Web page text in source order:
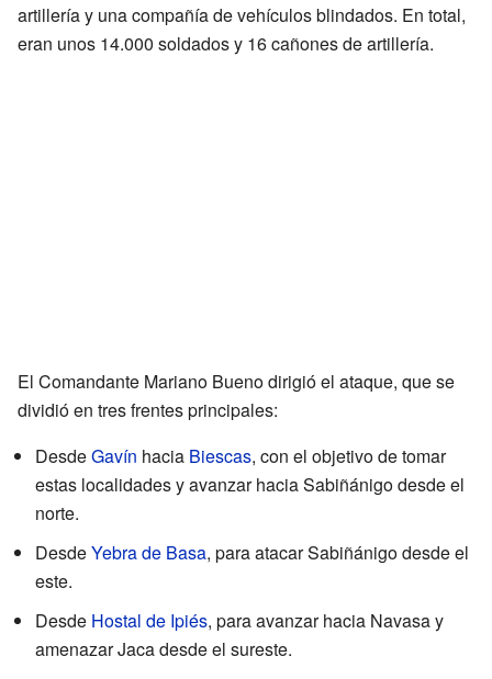
artillería y una compañía de vehículos blindados. En total,
eran unos 14.000 soldados y 16 cañones de artillería.
El Comandante Mariano Bueno dirigió el ataque, que se
dividió en tres frentes principales:
DesdeGavín hacia Biescas, con el objetivo de tomar
estas localidades y avanzar hacia Sabiñánigo desde el
norte.
DesdeYebra de Basa, para atacar Sabiñánigo desde el
este.
Desde Hostal de Ipiés, para avanzar hacia Navasa y
amenazar Jaca desde el sureste.